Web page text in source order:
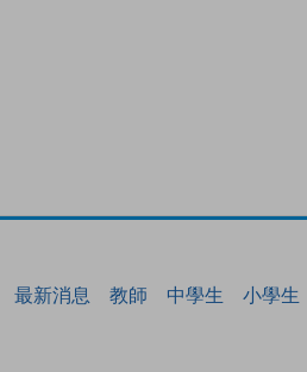
最新消息 教師 中學生 小學生